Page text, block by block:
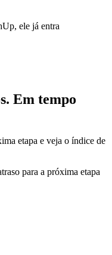
ele já entra
Em tempo
etapa e veja o índice de
para a próxima etapa